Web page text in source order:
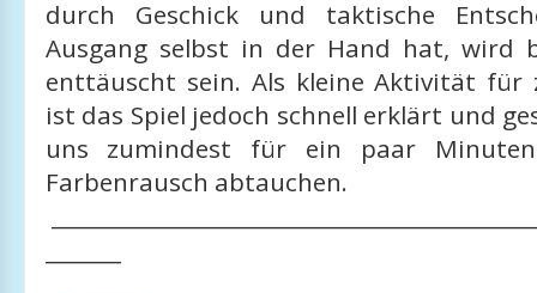
durch Geschick und taktische
Ausgang selbst in der Hand hat, wird
enttäuscht sein. Als kleine Aktivität für
ist das Spiel jedoch schnell erklärt und
uns zumindest für ein paar
Farbenrausch abtauchen.